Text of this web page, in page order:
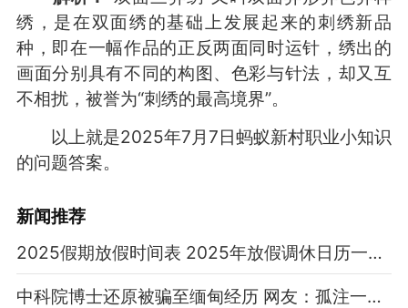
绣，是在双面绣的基础上发展起来的刺绣新品
种，即在一幅作品的正反两面同时运针，绣出的
画面分别具有不同的构图、色彩与针法，却又互
不相扰，被誉为“刺绣的最高境界”。
以上就是2025年7月7日蚂蚁新村职业小知识
的问题答案。
新闻推荐
2025假期放假时间表 2025年放假调休日历一览表
中科院博士还原被骗至缅甸经历 网友：孤注一掷现实版